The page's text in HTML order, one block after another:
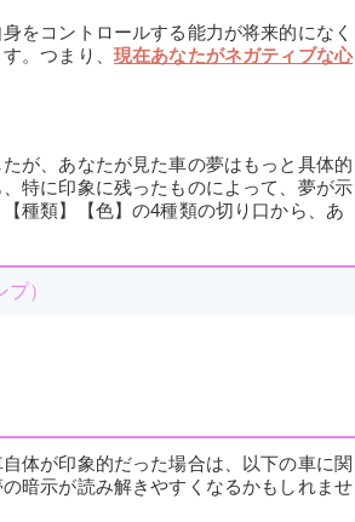
をコントロールする能力が将来的になく
。つまり、 現在あなたがネガティブな心
が、あなたが見た車の夢はもっと具体的
特に印象に残ったものによって、夢が示
種類】【色】の4種類の切り口から、あ
）
体が印象的だった場合は、以下の車に関
暗示が読み解きやすくなるかもしれませ